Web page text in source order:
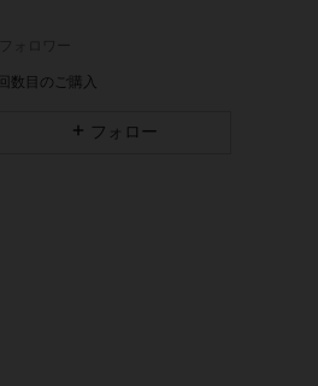
した
数目のご購入
フォロー